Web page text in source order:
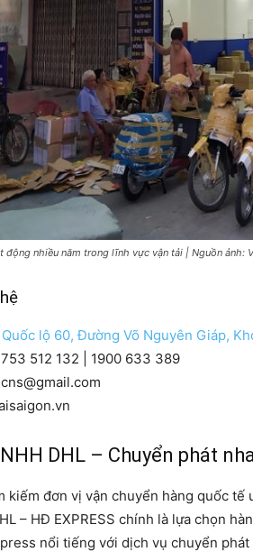
động nhiều năm trong lĩnh vực vận tải | Nguồn ảnh:
lộ 60, Đường Võ Nguyên Giáp,
512 132 | 1900 633 389
DHL – Chuyển phát
kiếm đơn vị vận chuyển hàng quốc
– HĐ EXPRESS chính là lựa chọn
nổi tiếng với dịch vụ chuyển